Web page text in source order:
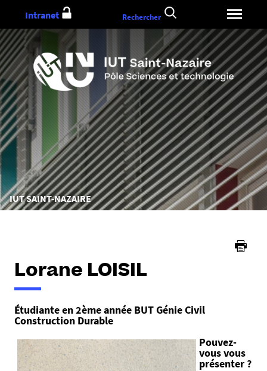
au
contenu
Vous
êtes
IUT SAINT-NAZAIRE
Intranet Rechercher
Lorane LOISIL
Étudiante en 2ème année BUT Génie Civil
Construction Durable
Pouvez-
vous vous
présenter ?